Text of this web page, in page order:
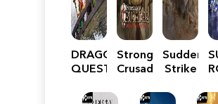
DRAGON
QUEST
Reimagined
Stronghold
Crusader:
Edition
Sudden
Strike